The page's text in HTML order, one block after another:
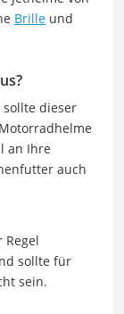
Brille und
sollte dieser
an Ihre
auch
sollte für
sein.